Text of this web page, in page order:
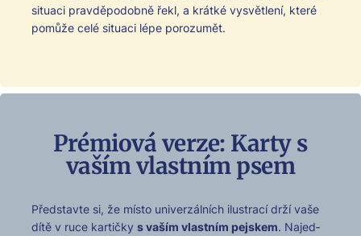
situaci pravděpodob­ně řekl, a krátké vysvětlení, které
pomůže celé situaci lépe porozumět.
Prémiová verze: Karty s
vaším vlastním psem
Před­stavte si, že mís­to uni­verzál­ních ilus­trací drží vaše
dítě v ruce kar­tičky s vaším vlast­ním pejskem. Najed­